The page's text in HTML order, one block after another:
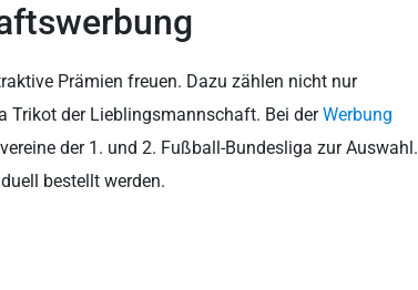
Prämien freuen. Dazu zählen nicht nur
Trikot der Lieblingsmannschaft. Bei derWerbung
der 1. und 2. Fußball-Bundesliga zur Auswahl.
bestellt werden.